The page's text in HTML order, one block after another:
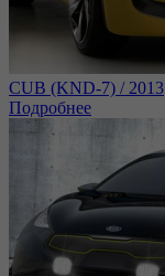
CUB (KND-7) / 2013
Подробнее